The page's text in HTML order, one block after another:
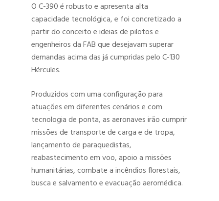
O C-390 é robusto e apresenta alta
capacidade tecnológica, e foi concretizado a
partir do conceito e ideias de pilotos e
engenheiros da FAB que desejavam superar
demandas acima das já cumpridas pelo C-130
Hércules.
Produzidos com uma configuração para
atuações em diferentes cenários e com
tecnologia de ponta, as aeronaves irão cumprir
missões de transporte de carga e de tropa,
lançamento de paraquedistas,
reabastecimento em voo, apoio a missões
humanitárias, combate a incêndios florestais,
busca e salvamento e evacuação aeromédica.